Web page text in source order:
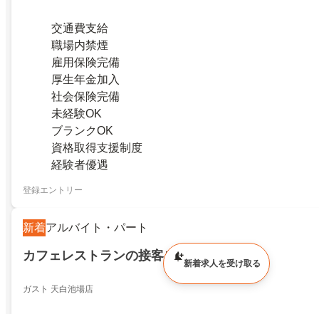
交通費支給
職場内禁煙
雇用保険完備
厚生年金加入
社会保険完備
未経験OK
ブランクOK
資格取得支援制度
経験者優遇
登録エントリー
新着アルバイト・パート
カフェレストランの接客スタッフ
ガスト 天白池場店
新着求人を受け取る